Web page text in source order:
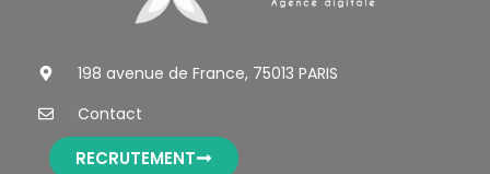
198 avenue de France, 75013 PARIS
Contact
RECRUTEMENT